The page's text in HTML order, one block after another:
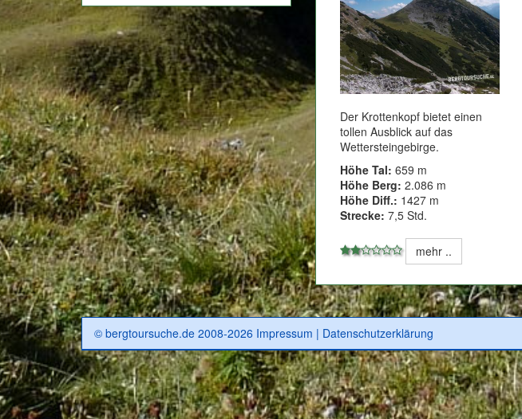
Der Krottenkopf bietet einen
tollen Ausblick auf das
Wettersteingebirge.
Höhe Tal: 659 m
Höhe Berg: 2.086 m
Höhe Diff.: 1427 m
Strecke: 7,5 Std.
mehr ..
© bergtoursuche.de 2008-2026 Impressum | Datenschutzerklärung